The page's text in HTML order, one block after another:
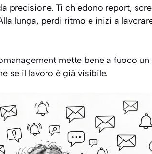
precisione. Ti chiedono report,
lunga, perdi ritmo e inizi a
mette bene a fuoco
se il lavoro è già visibile.